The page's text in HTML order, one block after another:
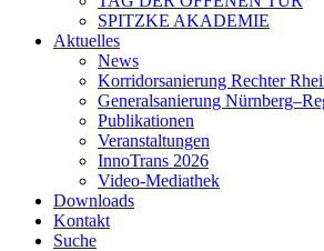
SPITZKE AKADEMIE
Aktuelles
News
Korridorsanierung Rechter
Generalsanierung
Publikationen
Veranstaltungen
InnoTrans 2026
Video-Mediathek
Downloads
Kontakt
Suche